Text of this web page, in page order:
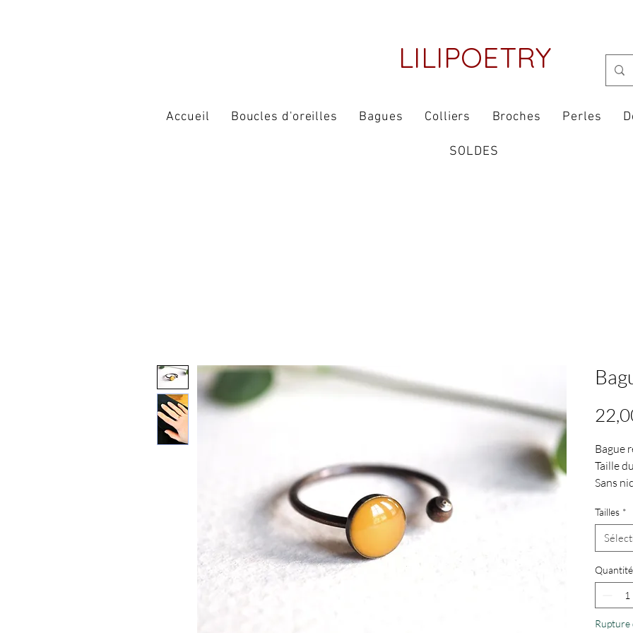
LILIPOETRY
Accueil Boucles d'oreilles Bagues Colliers Broches Perles
SOLDES
Bague
Taille
Sans
Grand
Tailles *
Quantité
Rupture